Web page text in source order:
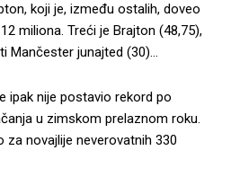
koji je, između ostalih, doveo
miliona. Treći je Brajton (48,75),
Mančester junajted (30)…
ipak nije postavio rekord po
u zimskom prelaznom roku.
za novajlije neverovatnih 330